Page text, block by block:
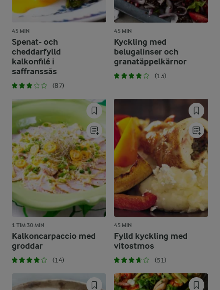
45 MIN
Spenat- och
cheddarfylld
kalkonfilé i
saffranssås
(87)
45 MIN
Kyckling med
belugalinser och
granatäppelkärnor
(13)
1 TIM 30 MIN
Kalkoncarpaccio med
groddar
(14)
45 MIN
Fylld kyckling med
vitostmos
(51)